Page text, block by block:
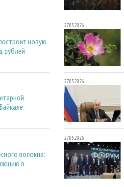
новую
рублей
волокна:
в
27.05.2026
27.05.2026
27.05.2026